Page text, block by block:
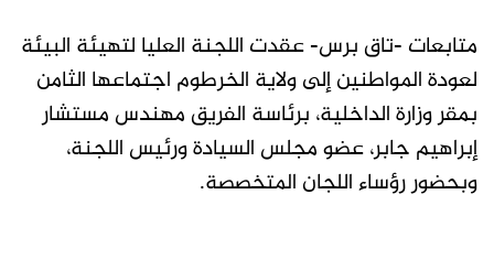
متابعات -تاق برس- عقدت اللجنة العليا لتهيئة البيئة
لعودة المواطنين إلى ولاية الخرطوم اجتماعها الثامن
بمقر وزارة الداخلية، برئاسة الفريق مهندس مستشار
إبراهيم جابر، عضو مجلس السيادة ورئيس اللجنة،
وبحضور رؤساء اللجان المتخصصة.